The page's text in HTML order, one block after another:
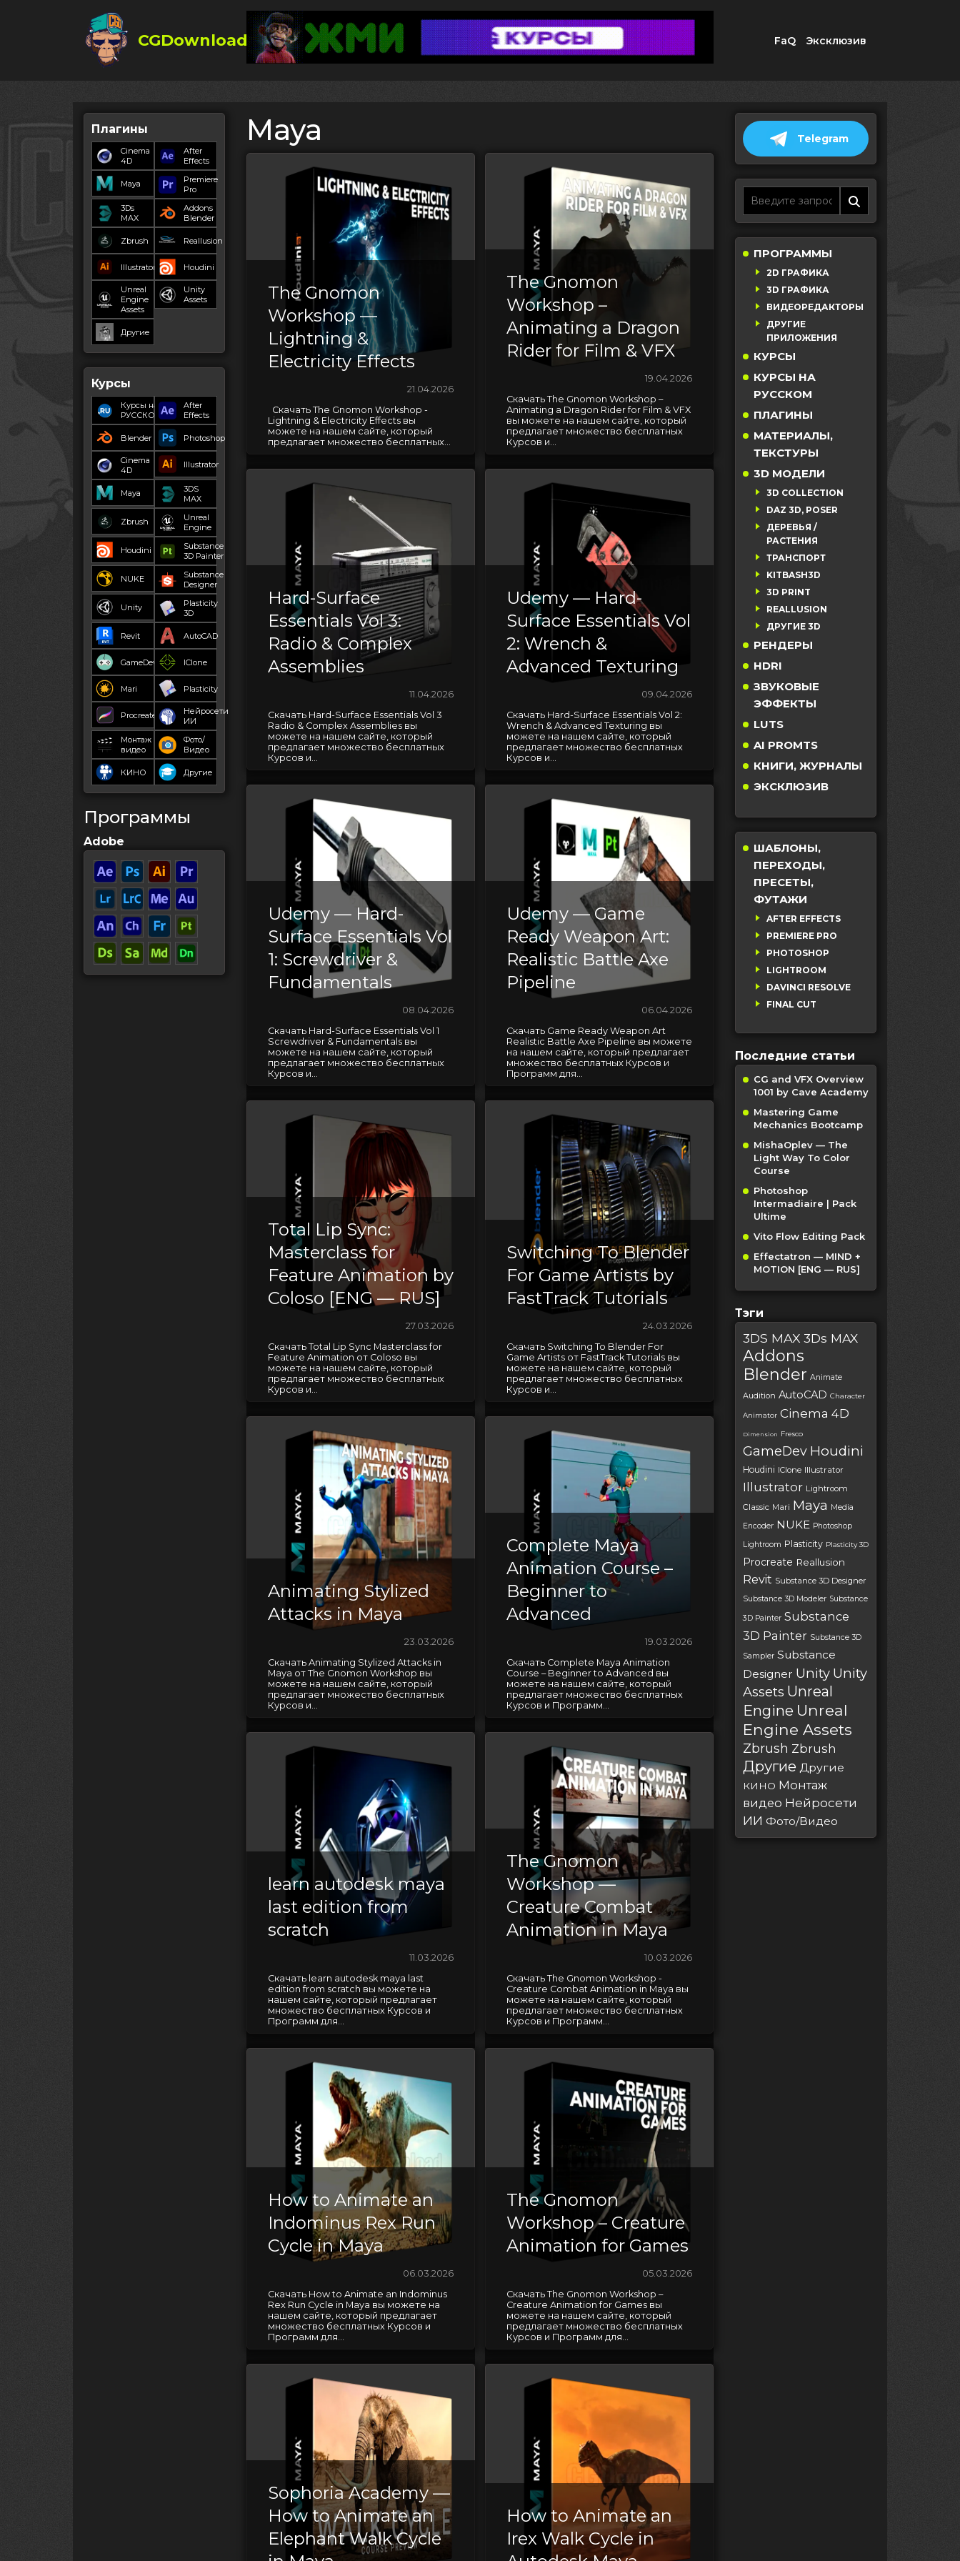
CGDownload FaQ Эксклюзив
Плагины
Cinema
4D
After
Effects
Maya
Premiere
Pro
3Ds
MAX
Addons
Blender
Zbrush Reallusion
Illustrator Houdini
Unreal
Engine
Assets
Unity
Assets
Другие
Курсы
Курсы на
РУССКОМ
After
Effects
Blender Photoshop
Cinema
4D
Illustrator
Maya
3DS
MAX
Zbrush
Unreal
Engine
Houdini
Substance
3D Painter
NUKE
Substance
Designer
Unity
Plasticity
3D
Revit AutoCAD
GameDev IClone
Mari Plasticity
Procreate
Нейросети
ИИ
Монтаж
видео
Фото/
Видео
КИНО Другие
Программы
Adobe
Maya
The Gnomon
Workshop —
Lightning &
Electricity Effects
21.04.2026
Скачать The Gnomon Workshop -
Lightning & Electricity Effects вы
можете на нашем сайте, который
предлагает множество бесплатных...
The Gnomon
Workshop –
Animating a Dragon
Rider for Film & VFX
19.04.2026
Скачать The Gnomon Workshop –
Animating a Dragon Rider for Film & VFX
вы можете на нашем сайте, который
предлагает множество бесплатных
Курсов и...
Hard-Surface
Essentials Vol 3:
Radio & Complex
Assemblies
11.04.2026
Скачать Hard-Surface Essentials Vol 3
Radio & Complex Assemblies вы
можете на нашем сайте, который
предлагает множество бесплатных
Курсов и...
Udemy — Hard-
Surface Essentials Vol
2: Wrench &
Advanced Texturing
09.04.2026
Скачать Hard-Surface Essentials Vol 2:
Wrench & Advanced Texturing вы
можете на нашем сайте, который
предлагает множество бесплатных
Курсов и...
Udemy — Hard-
Surface Essentials Vol
1: Screwdriver &
Fundamentals
08.04.2026
Скачать Hard-Surface Essentials Vol 1
Screwdriver & Fundamentals вы
можете на нашем сайте, который
предлагает множество бесплатных
Курсов и...
Udemy — Game
Ready Weapon Art:
Realistic Battle Axe
Pipeline
06.04.2026
Скачать Game Ready Weapon Art
Realistic Battle Axe Pipeline вы можете
на нашем сайте, который предлагает
множество бесплатных Курсов и
Программ для...
Total Lip Sync:
Masterclass for
Feature Animation by
Coloso [ENG — RUS]
27.03.2026
Скачать Total Lip Sync Masterclass for
Feature Animation от Coloso вы
можете на нашем сайте, который
предлагает множество бесплатных
Курсов и...
Switching To Blender
For Game Artists by
FastTrack Tutorials
24.03.2026
Скачать Switching To Blender For
Game Artists от FastTrack Tutorials вы
можете на нашем сайте, который
предлагает множество бесплатных
Курсов и...
Animating Stylized
Attacks in Maya
23.03.2026
Скачать Animating Stylized Attacks in
Maya от The Gnomon Workshop вы
можете на нашем сайте, который
предлагает множество бесплатных
Курсов и...
Complete Maya
Animation Course –
Beginner to
Advanced
19.03.2026
Скачать Complete Maya Animation
Course – Beginner to Advanced вы
можете на нашем сайте, который
предлагает множество бесплатных
Курсов и Программ...
learn autodesk maya
last edition from
scratch
11.03.2026
Скачать learn autodesk maya last
edition from scratch вы можете на
нашем сайте, который предлагает
множество бесплатных Курсов и
Программ для...
The Gnomon
Workshop —
Creature Combat
Animation in Maya
10.03.2026
Скачать The Gnomon Workshop -
Creature Combat Animation in Maya вы
можете на нашем сайте, который
предлагает множество бесплатных
Курсов и Программ...
How to Animate an
Indominus Rex Run
Cycle in Maya
06.03.2026
Скачать How to Animate an Indominus
Rex Run Cycle in Maya вы можете на
нашем сайте, который предлагает
множество бесплатных Курсов и
Программ для...
The Gnomon
Workshop – Creature
Animation for Games
05.03.2026
Скачать The Gnomon Workshop –
Creature Animation for Games вы
можете на нашем сайте, который
предлагает множество бесплатных
Курсов и Программ для...
Sophoria Academy —
How to Animate an
Elephant Walk Cycle
How to Animate an
Irex Walk Cycle in
Telegram
ПРОГРАММЫ
2D ГРАФИКА
3D ГРАФИКА
ВИДЕОРЕДАКТОРЫ
ДРУГИЕ
ПРИЛОЖЕНИЯ
КУРСЫ
КУРСЫ НА
РУССКОМ
ПЛАГИНЫ
МАТЕРИАЛЫ,
ТЕКСТУРЫ
3D МОДЕЛИ
3D COLLECTION
DAZ 3D, POSER
ДЕРЕВЬЯ /
РАСТЕНИЯ
ТРАНСПОРТ
KITBASH3D
3D PRINT
REALLUSION
ДРУГИЕ 3D
РЕНДЕРЫ
HDRI
ЗВУКОВЫЕ
ЭФФЕКТЫ
LUTS
AI PROMTS
КНИГИ, ЖУРНАЛЫ
ЭКСКЛЮЗИВ
ШАБЛОНЫ,
ПЕРЕХОДЫ,
ПРЕСЕТЫ,
ФУТАЖИ
AFTER EFFECTS
PREMIERE PRO
PHOTOSHOP
LIGHTROOM
DAVINCI RESOLVE
FINAL CUT
Последние статьи
CG and VFX Overview
1001 by Cave Academy
Mastering Game
Mechanics Bootcamp
MishaOplev — The
Light Way To Color
Course
Photoshop
Intermadiaire | Pack
Ultime
Vito Flow Editing Pack
Effectatron — MIND +
MOTION [ENG — RUS]
Тэги
3DS MAX 3Ds MAX
Addons
Blender Animate
Audition AutoCAD Character
Animator Cinema 4D
Dimension Fresco
GameDev Houdini
Houdini IClone Illustrator
Illustrator Lightroom
Classic Mari Maya
Media
Encoder NUKE Photoshop
Lightroom Plasticity Plasticity 3D
Procreate Reallusion
Revit Substance 3D Designer
Substance 3D Modeler Substance
3D Painter Substance
3D Painter Substance 3D
Sampler Substance
Designer Unity Unity
Assets Unreal
Engine Unreal
Engine Assets
Zbrush Zbrush
Другие Другие
КИНО Монтаж
видео Нейросети
ИИ Фото/Видео